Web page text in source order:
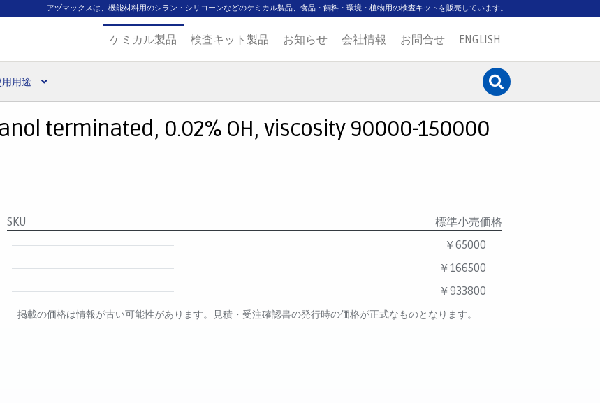
アヅマックスは、機能材料用のシラン・シリコーンなどのケミカル製品、食品・飼料・環境・植物用の検査キットを販売しています。
ケミカル製品 検査キット製品 お知らせ 会社情報 お問合せ ENGLISH
用用途
terminated, 0.02% OH, viscosity 90000-150000
SKU
標準小売価格
￥65000
￥166500
￥933800
掲載の価格は情報が古い可能性があります。見積・受注確認書の発行時の価格が正式なものとなります。